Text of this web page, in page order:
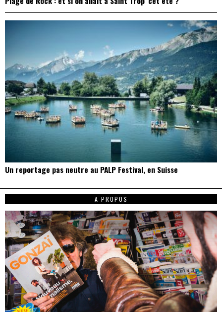
Un reportage pas neutre au PALP Festival, en Suisse
A PROPOS